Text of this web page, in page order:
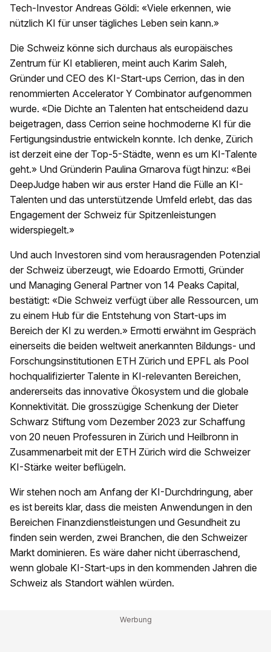
Tech-Investor Andreas Göldi: «Viele erkennen, wie
nützlich KI für unser tägliches Leben sein kann.»
Die Schweiz könne sich durchaus als europäisches
Zentrum für KI etablieren, meint auch Karim Saleh,
Gründer und CEO des KI-Start-ups Cerrion, das in den
renommierten Accelerator Y Combinator aufgenommen
wurde. «Die Dichte an Talenten hat entscheidend dazu
beigetragen, dass Cerrion seine hochmoderne KI für die
Fertigungsindustrie entwickeln konnte. Ich denke, Zürich
ist derzeit eine der Top-5-Städte, wenn es um KI-Talente
geht.» Und Gründerin Paulina Grnarova fügt hinzu: «Bei
DeepJudge haben wir aus erster Hand die Fülle an KI-
Talenten und das unterstützende Umfeld erlebt, das das
Engagement der Schweiz für Spitzenleistungen
widerspiegelt.»
Und auch Investoren sind vom herausragenden Potenzial
der Schweiz überzeugt, wie Edoardo Ermotti, Gründer
und Managing General Partner von 14 Peaks Capital,
bestätigt: «Die Schweiz verfügt über alle Ressourcen, um
zu einem Hub für die Entstehung von Start-ups im
Bereich der KI zu werden.» Ermotti erwähnt im Gespräch
einerseits die beiden weltweit anerkannten Bildungs- und
Forschungsinstitutionen ETH Zürich und EPFL als Pool
hochqualifizierter Talente in KI-relevanten Bereichen,
andererseits das innovative Ökosystem und die globale
Konnektivität. Die grosszügige Schenkung der Dieter
Schwarz Stiftung vom Dezember 2023 zur Schaffung
von 20 neuen Professuren in Zürich und Heilbronn in
Zusammenarbeit mit der ETH Zürich wird die Schweizer
KI-Stärke weiter beflügeln.
Wir stehen noch am Anfang der KI-Durchdringung, aber
es ist bereits klar, dass die meisten Anwendungen in den
Bereichen Finanzdienstleistungen und Gesundheit zu
finden sein werden, zwei Branchen, die den Schweizer
Markt dominieren. Es wäre daher nicht überraschend,
wenn globale KI-Start-ups in den kommenden Jahren die
Schweiz als Standort wählen würden.